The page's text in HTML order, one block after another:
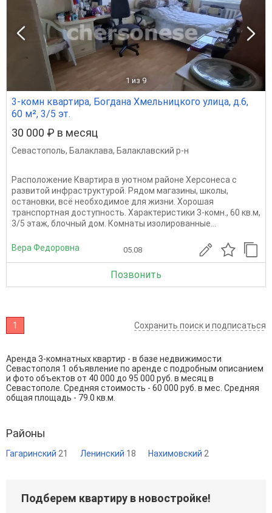
1 из 9
3-комн квартира, Богдана Хмельницкого улица, д.6,
60 м², 3/5 эт.
30 000 ₽ в месяц
Севастополь, Балаклава, Балаклавский р-н
Расположение Квартира в уютном районе Херсонеса с
развитой инфраструктурой. Рядом магазины, школы,
остановки, всё необходимое для жизни. Хорошая
транспортная доступность. Характеристики 3-комн., 60 кв.м,
3/5 этаж, блочный дом. Комнаты изолированные...
Вера Федоровна 05.08
Позвонить
1 Сохранить поиск и подписаться
Аренда 3-комнатных квартир - в базе недвижимости
Севастополя 1 объявление по аренде с подробным описанием
и фото объектов от 40 000 до 95 000 руб. в месяц в
Севастополе. Средняя стоимость - 60 000 руб. в мес. Средняя
общая площадь - 79.0 кв.м.
Районы
Гагаринский 21 Ленинский 18 Нахимовский 2
Подберем квартиру в новостройке!